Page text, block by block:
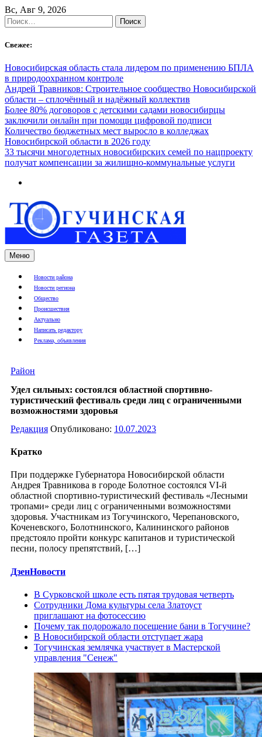
Skip
to
content
Вс, Авг 9, 2026
Найти:
Свежее:
Новосибирская область стала лидером по применению БПЛА
в природоохранном контроле
Андрей Травников: Строительное сообщество Новосибирской
области – сплочённый и надёжный коллектив
Более 80% договоров с детскими садами новосибирцы
заключили онлайн при помощи цифровой подписи
Количество бюджетных мест выросло в колледжах
Новосибирской области в 2026 году
33 тысячи многодетных новосибирских семей по нацпроекту
получат компенсации за жилищно-коммунальные услуги
Меню
Новости района
Новости региона
Общество
Происшествия
Актуально
Написать редактору
Реклама, объявления
Район
Удел сильных: состоялся областной спортивно-
туристический фестиваль среди лиц с ограниченными
возможностями здоровья
Редакция Опубликовано: 10.07.2023
Кратко
При поддержке Губернатора Новосибирской области
Андрея Травникова в городе Болотное состоялся VI-й
областной спортивно-туристический фестиваль «Лесными
тропами» среди лиц с ограниченными возможностями
здоровья. Участникам из Тогучинского, Черепановского,
Коченевского, Болотнинского, Калининского районов
предстояло пройти конкурс капитанов и туристической
песни, полосу препятствий, […]
ДзенНовости
В Сурковской школе есть пятая трудовая четверть
Сотрудники Дома культуры села Златоуст
приглашают на фотосессию
Почему так подорожало посещение бани в Тогучине?
В Новосибирской области отступает жара
Тогучинская землячка участвует в Мастерской
управления "Сенеж"